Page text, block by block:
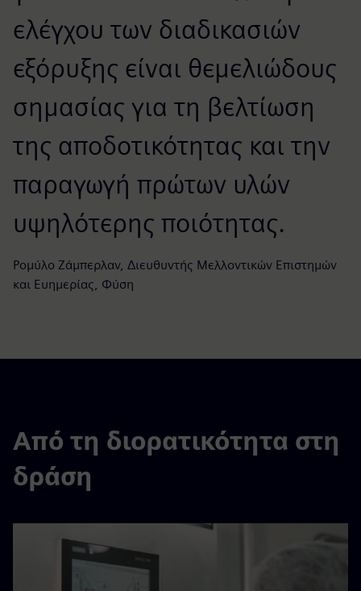
ελέγχου των διαδικασιών
εξόρυξης είναι θεμελιώδους
σημασίας για τη βελτίωση
της αποδοτικότητας και την
παραγωγή πρώτων υλών
υψηλότερης ποιότητας.
Ρομύλο Ζάμπερλαν, Διευθυντής Μελλοντικών Επιστημών
και Ευημερίας, Φύση
Από τη διορατικότητα στη
δράση